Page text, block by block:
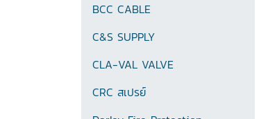
BCC CABLE
C&S SUPPLY
CLA-VAL VALVE
CRC สเปรย์